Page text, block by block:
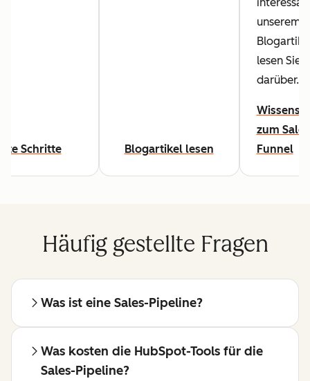
Schritte Blogartikel lesen
unserem
lesen Sie
darüber.
zum
Funnel
Häufig gestellte Fragen
Was ist eine Sales-Pipeline?
Was kosten die HubSpot-Tools für die
Sales-Pipeline?